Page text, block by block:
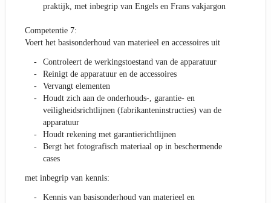
praktijk, met inbegrip van Engels en Frans vakjargon
Competentie 7:
Voert het basisonderhoud van materieel en accessoires uit
Controleert de werkingstoestand van de apparatuur
Reinigt de apparatuur en de accessoires
Vervangt elementen
Houdt zich aan de onderhouds-, garantie- en
veiligheidsrichtlijnen (fabrikanteninstructies) van de
apparatuur
Houdt rekening met garantierichtlijnen
Bergt het fotografisch materiaal op in beschermende
cases
met inbegrip van kennis:
Kennis van basisonderhoud van materieel en